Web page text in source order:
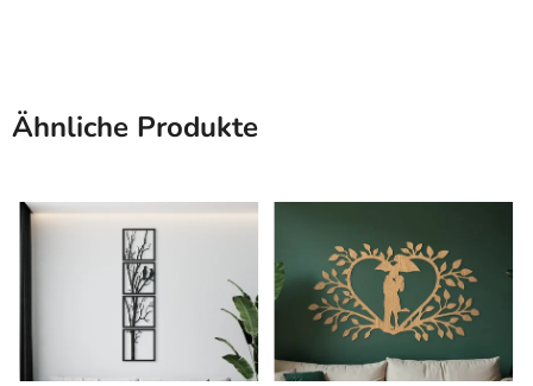
Ähnliche Produkte